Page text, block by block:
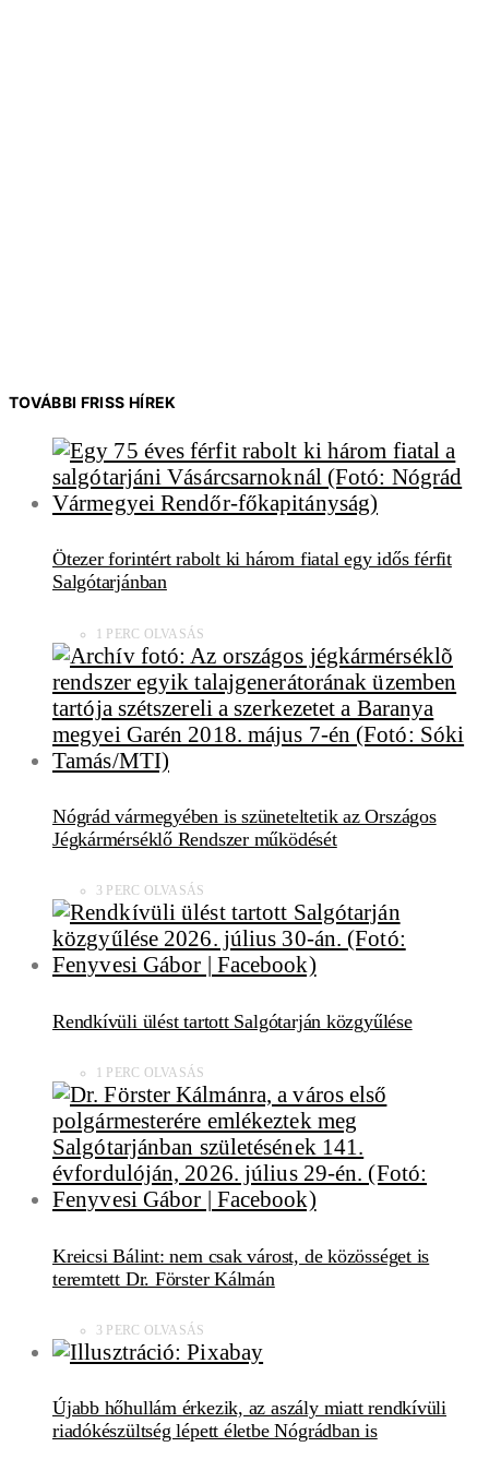
TOVÁBBI FRISS HÍREK
Ötezer forintért rabolt ki három fiatal egy idős férfit
Salgótarjánban
1 PERC OLVASÁS
Nógrád vármegyében is szüneteltetik az Országos
Jégkármérséklő Rendszer működését
3 PERC OLVASÁS
Rendkívüli ülést tartott Salgótarján közgyűlése
1 PERC OLVASÁS
Kreicsi Bálint: nem csak várost, de közösséget is
teremtett Dr. Förster Kálmán
3 PERC OLVASÁS
Újabb hőhullám érkezik, az aszály miatt rendkívüli
riadókészültség lépett életbe Nógrádban is